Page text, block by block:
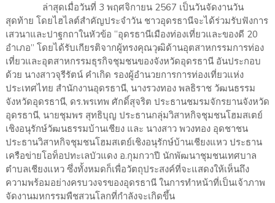
ล่าสุดเมื่อวันที่ 3 พฤศจิกายน 2567 เป็นวันจัดงานวัน
สุดท้าย โดยไฮไลต์สำคัญประจำวัน ชาวอุดรธานีจะได้ร่วมรับฟังการ
เสวนาและปาฐกถาในหัวข้อ “อุดรธานีเมืองท่องเที่ยวและของดี 20
อำเภอ” โดยได้รับเกียรติจากผู้ทรงคุณวุฒิด้านอุตสาหกรรมการท่อง
เที่ยวและอุตสาหกรรมธุรกิจชุมชนของจังหวัดอุดรธานี อันประกอบ
ด้วย นางสาวจุรีรัตน์ คำเกิด รองผู้อำนวยการการท่องเที่ยวแห่ง
ประเทศไทย สำนักงานอุดรธานี, นางรวงทอง พลธิราช วัฒนธรรม
จังหวัดอุดรธานี, ดร.พรเทพ ศักดิ์สุจริต ประธานชมรมจักรยานจังหวัด
อุดรธานี, นายชุมพร สุทธิบุญ ประธานกลุ่มวิสาหกิจชุมชนโฮมสเตย์
เชิงอนุรักษ์วัฒนธรรมบ้านเชียง และ นางสาว พวงทอง อุดชาชน
ประธานวิสาหกิจชุมชนโฮมสเตย์เชิงอนุรักษ์บ้านเชียงแหว ประธาน
เครือข่ายโอท็อปทะเลบัวแดง อ.กุมกวาปี นักพัฒนาชุมชนเทศบาล
ตำบลเชียงแหว ซึ่งทั้งหมดก็เพื่อวัตถุประสงค์ที่จะแสดงให้เห็นถึง
ความพร้อมอย่างครบวงจรของอุดรธานี ในการทำหน้าที่เป็นเจ้าภาพ
จัดงานมหกรรมพืชสวนโลกที่กำลังจะเกิดขึ้น